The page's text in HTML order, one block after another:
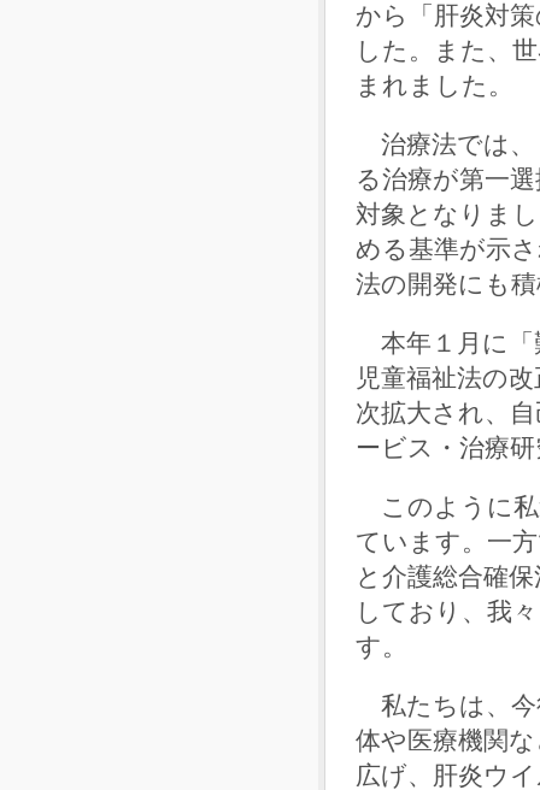
から「肝炎対
した。また、
まれました。
治療法では、
る治療が第一
対象となりま
める基準が示
法の開発にも
本年１月に「
児童福祉法の
次拡大され、
ービス・治療
このように私
ています。一
と介護総合確
しており、我
す。
私たちは、今
体や医療機関
広げ、肝炎ウ